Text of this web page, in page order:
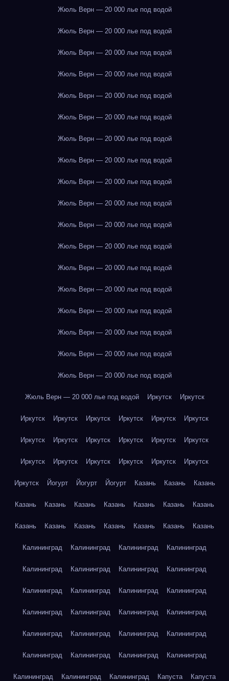
Жюль Верн — 20 000 лье под водой
Жюль Верн — 20 000 лье под водой
Жюль Верн — 20 000 лье под водой
Жюль Верн — 20 000 лье под водой
Жюль Верн — 20 000 лье под водой
Жюль Верн — 20 000 лье под водой
Жюль Верн — 20 000 лье под водой
Жюль Верн — 20 000 лье под водой
Жюль Верн — 20 000 лье под водой
Жюль Верн — 20 000 лье под водой
Жюль Верн — 20 000 лье под водой
Жюль Верн — 20 000 лье под водой
Жюль Верн — 20 000 лье под водой
Жюль Верн — 20 000 лье под водой
Жюль Верн — 20 000 лье под водой
Жюль Верн — 20 000 лье под водой
Жюль Верн — 20 000 лье под водой
Жюль Верн — 20 000 лье под водой
Жюль Верн — 20 000 лье под водой Иркутск Иркутск
Иркутск Иркутск Иркутск Иркутск Иркутск Иркутск
Иркутск Иркутск Иркутск Иркутск Иркутск Иркутск
Иркутск Иркутск Иркутск Иркутск Иркутск Иркутск
Иркутск Йогурт Йогурт Йогурт Казань Казань Казань
Казань Казань Казань Казань Казань Казань Казань
Казань Казань Казань Казань Казань Казань Казань
Калининград Калининград Калининград Калининград
Калининград Калининград Калининград Калининград
Калининград Калининград Калининград Калининград
Калининград Калининград Калининград Калининград
Калининград Калининград Калининград Калининград
Калининград Калининград Калининград Калининград
Калининград Калининград Калининград Капуста Капуста